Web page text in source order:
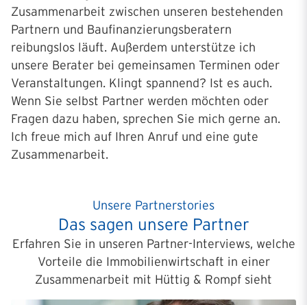
Zusammenarbeit zwischen unseren bestehenden
Partnern und Baufinanzierungsberatern
reibungslos läuft. Außerdem unterstütze ich
unsere Berater bei gemeinsamen Terminen oder
Veranstaltungen. Klingt spannend? Ist es auch.
Wenn Sie selbst Partner werden möchten oder
Fragen dazu haben, sprechen Sie mich gerne an.
Ich freue mich auf Ihren Anruf und eine gute
Zusammenarbeit.
Unsere Partnerstories
Das sagen unsere Partner
Erfahren Sie in unseren Partner-Interviews, welche
Vorteile die Immobilienwirtschaft in einer
Zusammenarbeit mit Hüttig & Rompf sieht